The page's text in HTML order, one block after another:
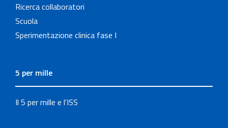
Ricerca collaboratori
Scuola
Sperimentazione clinica fase I
5 per mille
Il 5 per mille e l'ISS